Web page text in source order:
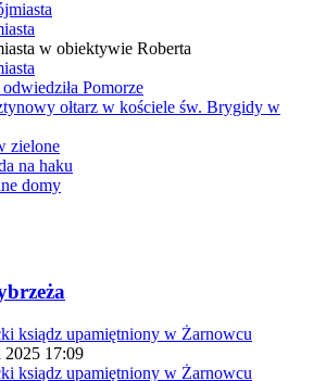
w obiektywie Roberta
Pomorze
ołtarz w kościele św. Brygidy w
zielone
na haku
domy
2025 17:09